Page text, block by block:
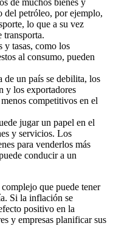
de muchos bienes y
del petróleo, por ejemplo,
lo que a su vez
transporta.
y tasas, como los
al consumo, pueden
de un país se debilita, los
y los exportadores
competitivos en el
jugar un papel en el
y servicios. Los
para venderlos más
conducir a un
que puede tener
Si la inflación se
positivo en la
y empresas planificar sus